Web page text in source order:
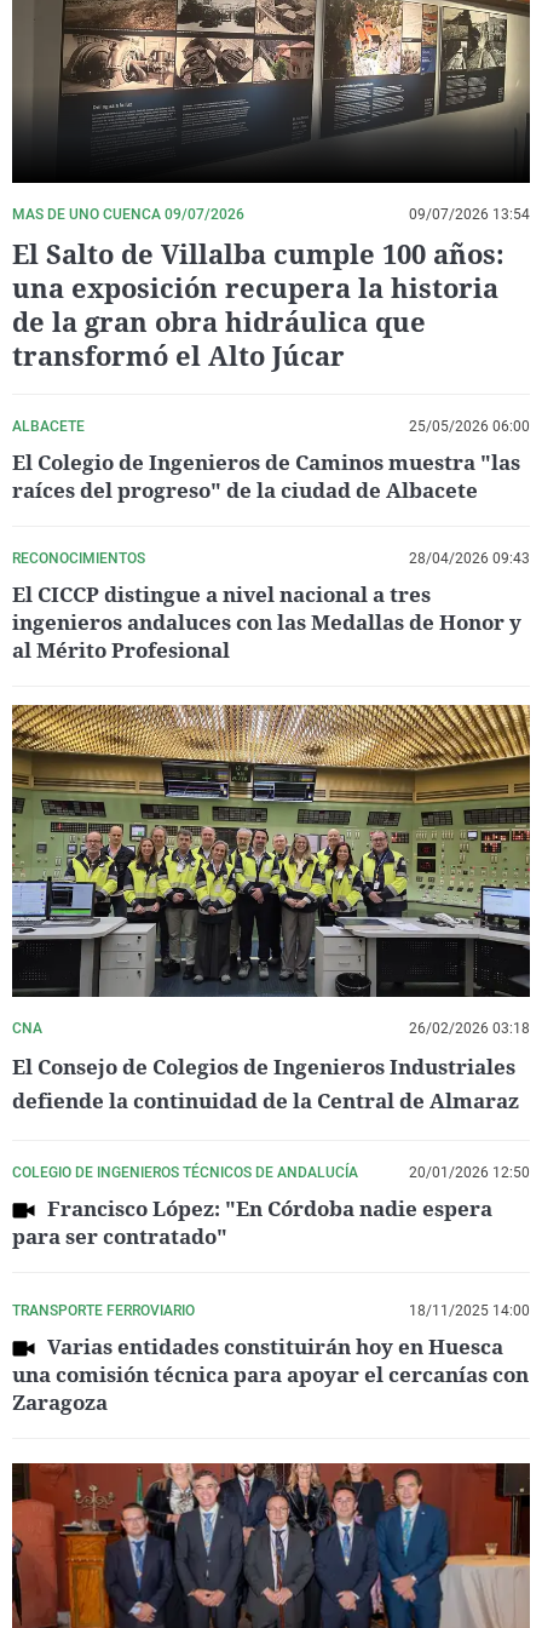
La rosa de los vientos
Gente viajera
Como el perro y el
Caso
Retornados
Equipo de
Operación Viuda
Extremadura
Galicia
La Rioja
Navarra
País Vasco
Virales
Televisión
Elecciones
MAS DE UNO CUENCA 09/07/2026 09/07/2026 13:54
El Salto de Villalba cumple 100 años:
una exposición recupera la historia
de la gran obra hidráulica que
transformó el Alto Júcar
ALBACETE 25/05/2026 06:00
El Colegio de Ingenieros de Caminos muestra "las
raíces del progreso" de la ciudad de Albacete
RECONOCIMIENTOS 28/04/2026 09:43
El CICCP distingue a nivel nacional a tres
ingenieros andaluces con las Medallas de Honor y
al Mérito Profesional
CNA 26/02/2026 03:18
El Consejo de Colegios de Ingenieros Industriales
defiende la continuidad de la Central de Almaraz
COLEGIO DE INGENIEROS TÉCNICOS DE ANDALUCÍA 20/01/2026 12:50
Francisco López: "En Córdoba nadie espera
para ser contratado"
TRANSPORTE FERROVIARIO 18/11/2025 14:00
Varias entidades constituirán hoy en Huesca
una comisión técnica para apoyar el cercanías con
Zaragoza